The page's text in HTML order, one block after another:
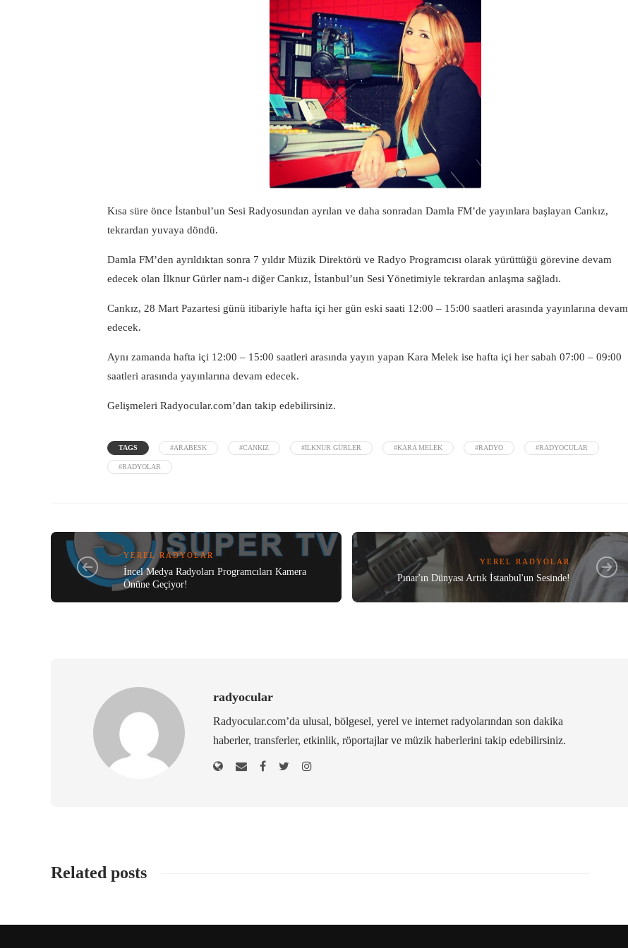
Kısa süre önce İstanbul’un Sesi Radyosundan ayrılan ve daha sonradan Damla FM’de yayınlara başlayan Cankız,
tekrardan yuvaya döndü.
Damla FM’den ayrıldıktan sonra 7 yıldır Müzik Direktörü ve Radyo Programcısı olarak yürüttüğü görevine devam
edecek olan İlknur Gürler nam-ı diğer Cankız, İstanbul’un Sesi Yönetimiyle tekrardan anlaşma sağladı.
Cankız, 28 Mart Pazartesi günü itibariyle hafta içi her gün eski saati 12:00 – 15:00 saatleri arasında yayınlarına devam
edecek.
Aynı zamanda hafta içi 12:00 – 15:00 saatleri arasında yayın yapan Kara Melek ise hafta içi her sabah 07:00 – 09:00
saatleri arasında yayınlarına devam edecek.
Gelişmeleri Radyocular.com’dan takip edebilirsiniz.
TAGS #ARABESK #CANKIZ #ILKNUR GÜRLER #KARA MELEK #RADYO #RADYOCULAR
#RADYOLAR
YEREL RADYOLAR
İncel Medya Radyoları Programcıları Kamera
Önüne Geçiyor!
YEREL RADYOLAR
Pınar'ın Dünyası Artık İstanbul'un Sesinde!
radyocular
Radyocular.com’da ulusal, bölgesel, yerel ve internet radyolarından son dakika
haberler, transferler, etkinlik, röportajlar ve müzik haberlerini takip edebilirsiniz.
Related posts